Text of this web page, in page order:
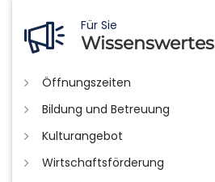
Für Sie
Wissenswertes
Öffnungszeiten
Bildung und Betreuung
Kulturangebot
Wirtschaftsförderung